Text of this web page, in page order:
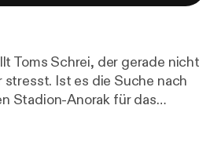
Toms Schrei, der gerade nicht
stresst. Ist es die Suche nach
Stadion-Anorak für das
in der Schulterregion, oder das